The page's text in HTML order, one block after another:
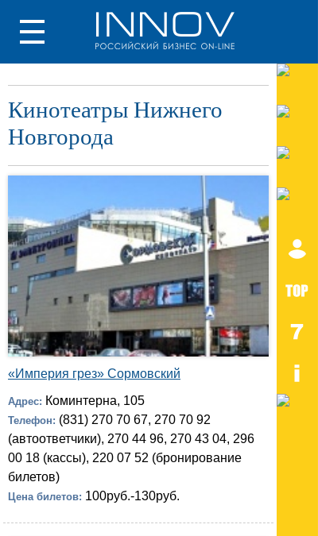
Кинотеатры Нижнего
Новгорода
«Империя грез» Сормовский
Адрес: Коминтерна, 105
Телефон: (831) 270 70 67, 270 70 92
(автоответчики), 270 44 96, 270 43 04, 296
00 18 (кассы), 220 07 52 (бронирование
билетов)
Цена билетов: 100руб.-130руб.